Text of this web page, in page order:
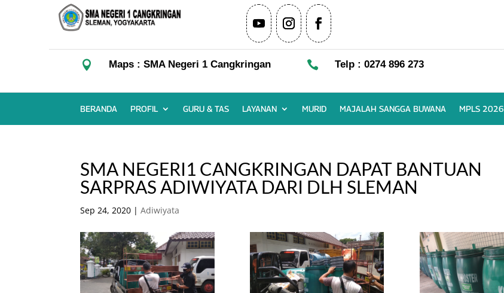
 Maps : SMA Negeri 1 Cangkringan  Telp : 0274 896 273
BERANDA PROFIL GURU & TAS LAYANAN MURID MAJALAH SANGGA BUWANA MPLS 2026
SMA NEGERI1 CANGKRINGAN DAPAT BANTUAN
SARPRAS ADIWIYATA DARI DLH SLEMAN
Sep 24, 2020 |Adiwiyata